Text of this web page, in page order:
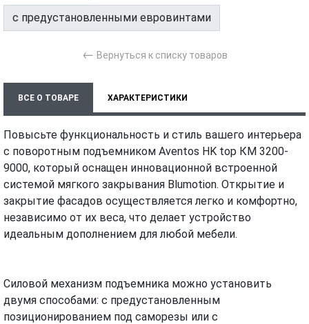
с предустановленными евровинтами
← Вернуться к списку товаров
ВСЕ О ТОВАРЕ ХАРАКТЕРИСТИКИ
Повысьте функциональность и стиль вашего интерьера
с поворотным подъемником Aventos HK top КМ 3200-
9000, который оснащен инновационной встроенной
системой мягкого закрывания Blumotion. Открытие и
закрытие фасадов осуществляется легко и комфортно,
независимо от их веса, что делает устройство
идеальным дополнением для любой мебели.
Силовой механизм подъемника можно установить
двумя способами: с предустановленным
позиционированием под саморезы или с